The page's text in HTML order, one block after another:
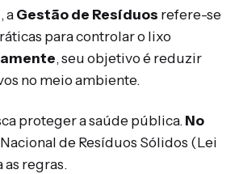
, aGestão de Resíduos refere-se
para controlar o lixo
, seu objetivo é reduzir
no meio ambiente.
proteger a saúde pública.No
de Resíduos Sólidos (Lei
as regras.